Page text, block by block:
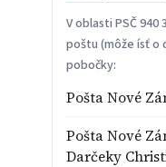
V oblasti PSČ
poštu (môže ísť o
pobočky:
Pošta Nové
Pošta Nové
Darčeky